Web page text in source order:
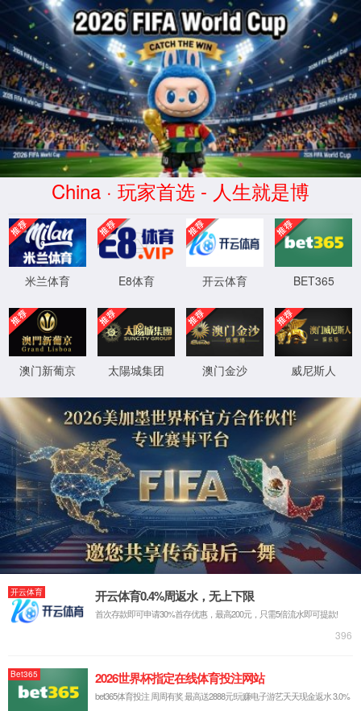
金沙js93252(Macau)集团有限公司-
股票代码 300292
首页